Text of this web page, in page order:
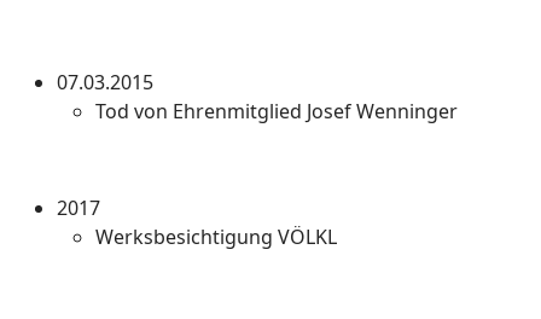
07.03.2015
Tod von Ehrenmitglied Josef Wenninger
2017
Werksbesichtigung VÖLKL